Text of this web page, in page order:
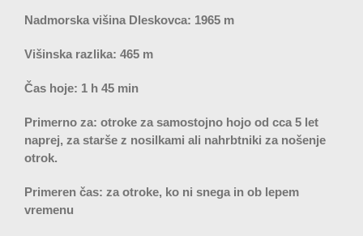
Nadmorska višina Dleskovca: 1965 m
Višinska razlika: 465 m
Čas hoje: 1 h 45 min
Primerno za: otroke za samostojno hojo od cca 5 let
naprej, za starše z nosilkami ali nahrbtniki za nošenje
otrok.
Primeren čas: za otroke, ko ni snega in ob lepem
vremenu